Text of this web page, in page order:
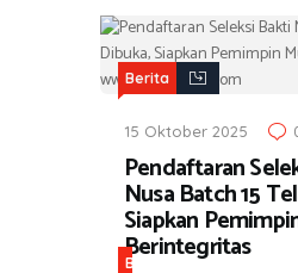
Berita
15 Oktober 2025
Pendaftaran
Nusa Batch 15
Siapkan
Berintegritas
B